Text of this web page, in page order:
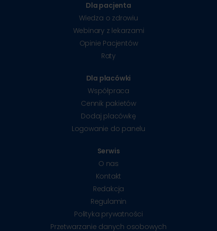
Dla pacjenta
Wiedza o zdrowiu
Webinary z lekarzami
Opinie Pacjentów
Raty
Dla placówki
Współpraca
Cennik pakietów
Dodaj placówkę
Logowanie do panelu
Serwis
O nas
Kontakt
Redakcja
Regulamin
Polityka prywatności
Przetwarzanie danych osobowych